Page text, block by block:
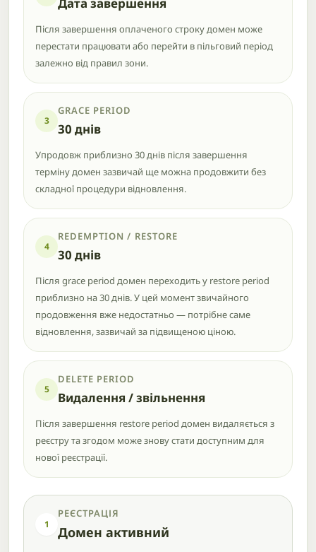
Після завершення оплаченого строку домен може
перестати працювати або перейти в пільговий період
залежно від правил зони.
3
GRACE PERIOD
30 днів
Упродовж приблизно 30 днів після завершення
терміну домен зазвичай ще можна продовжити без
складної процедури відновлення.
4
REDEMPTION / RESTORE
30 днів
Після grace period домен переходить у restore period
приблизно на 30 днів. У цей момент звичайного
продовження вже недостатньо — потрібне саме
відновлення, зазвичай за підвищеною ціною.
5
DELETE PERIOD
Видалення / звільнення
Після завершення restore period домен видаляється з
реєстру та згодом може знову стати доступним для
нової реєстрації.
1
РЕЄСТРАЦІЯ
Домен активний